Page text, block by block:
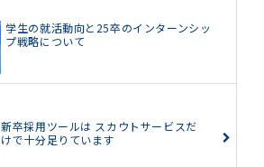
学生の就活動向と25卒のインターンシッ
プ戦略について
新卒採用ツールは スカウトサービスだ
けで十分足りています